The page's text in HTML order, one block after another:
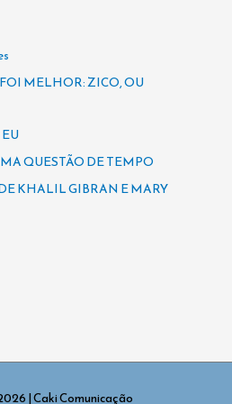
MELHOR: ZICO, OU
QUESTÃO DE TEMPO
KHALIL GIBRAN E MARY
| Caki Comunicação